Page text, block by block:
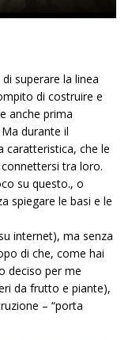
superare la linea
di costruire e
anche prima
durante il
caratteristica, che le
tra loro.
su questo., o
spiegare le basi e le
internet), ma senza
di che, come hai
deciso per me
da frutto e piante),
– “porta